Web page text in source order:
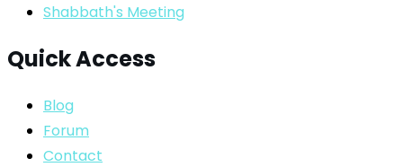
Shabbath's Meeting
Quick Access
Blog
Forum
Contact